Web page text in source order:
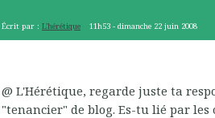
Écrit par : L'hérétique 11h53 -dimanche 22 juin 2008
@ L'Hérétique, regarde juste ta
"tenancier" de blog. Es-tu lié par les